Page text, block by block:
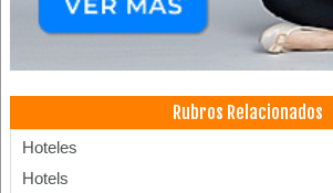
Rubros Relacionados
Hoteles
Hotels